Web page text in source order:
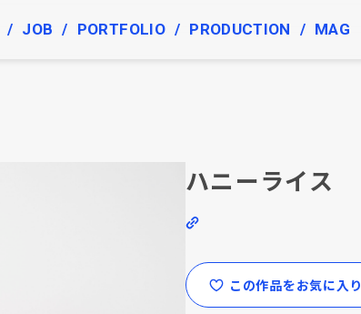
JOB PORTFOLIO PRODUCTION MAG
ハニーライス
この作品をお気に入り